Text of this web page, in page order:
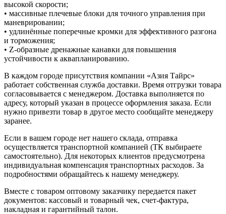
высокой скорости;
• массивные плечевые блоки для точного управления при
маневрировании;
• удлинённые поперечные кромки для эффективного разгона
и торможения;
• Z-образные дренажные канавки для повышения
устойчивости к аквапланированию.
В каждом городе присутствия компании «Азия Тайрс»
работает собственная служба доставки. Время отгрузки товара
согласовывается с менеджером. Доставка выполняется по
адресу, который указан в процессе оформления заказа. Если
нужно привезти товар в другое место сообщайте менеджеру
заранее.
Если в вашем городе нет нашего склада, отправка
осуществляется транспортной компанией (ТК выбираете
самостоятельно). Для некоторых клиентов предусмотрена
индивидуальная компенсация транспортных расходов. За
подробностями обращайтесь к нашему менеджеру.
Вместе с товаром оптовому заказчику передается пакет
документов: кассовый и товарный чек, счет-фактура,
накладная и гарантийный талон.